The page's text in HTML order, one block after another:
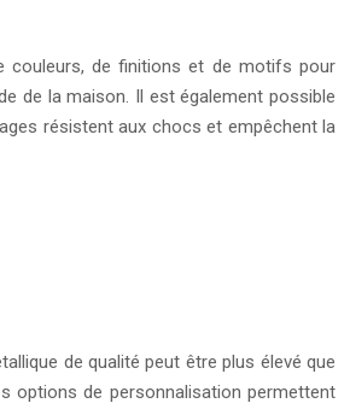
couleurs, de finitions et de motifs pour
de la maison. Il est également possible
résistent aux chocs et empêchent la
de qualité peut être plus élevé que
options de personnalisation permettent